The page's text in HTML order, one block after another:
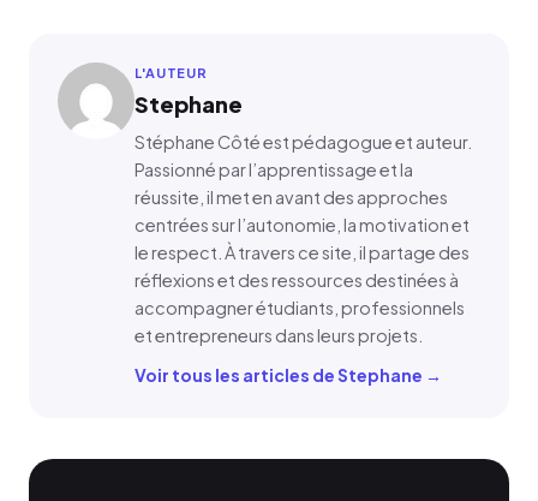
L'AUTEUR
Stephane
Stéphane Côté est pédagogue et auteur.
Passionné par l’apprentissage et la
réussite, il met en avant des approches
centrées sur l’autonomie, la motivation et
le respect. À travers ce site, il partage des
réflexions et des ressources destinées à
accompagner étudiants, professionnels
et entrepreneurs dans leurs projets.
Voir tous les articles de Stephane →